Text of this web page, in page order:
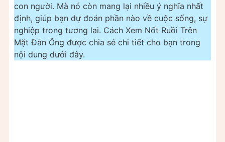
con người. Mà nó còn mang lại nhiều ý nghĩa nhất
định, giúp bạn dự đoán phần nào về cuộc sống, sự
nghiệp trong tương lai. Cách Xem Nốt Ruồi Trên
Mặt Đàn Ông được chia sẻ chi tiết cho bạn trong
nội dung dưới đây.